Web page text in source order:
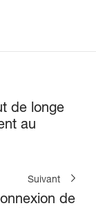
de longe
au
Suivant
de